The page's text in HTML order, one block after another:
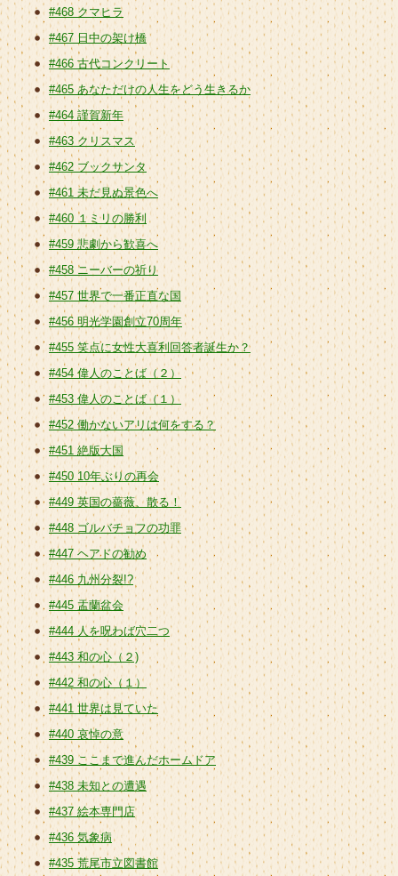
#468 クマヒラ
#467 日中の架け橋
#466 古代コンクリート
#465 あなただけの人生をどう生きるか
#464 謹賀新年
#463 クリスマス
#462 ブックサンタ
#461 未だ見ぬ景色へ
#460 １ミリの勝利
#459 悲劇から歓喜へ
#458 ニーバーの祈り
#457 世界で一番正直な国
#456 明光学園創立70周年
#455 笑点に女性大喜利回答者誕生か？
#454 偉人のことば（２）
#453 偉人のことば（１）
#452 働かないアリは何をする？
#451 絶版大国
#450 10年ぶりの再会
#449 英国の薔薇、散る！
#448 ゴルバチョフの功罪
#447 ヘアドの勧め
#446 九州分裂!?
#445 盂蘭盆会
#444 人を呪わば穴二つ
#443 和の心（２)
#442 和の心（１）
#441 世界は見ていた
#440 哀悼の意
#439 ここまで進んだホームドア
#438 未知との遭遇
#437 絵本専門店
#436 気象病
#435 荒尾市立図書館